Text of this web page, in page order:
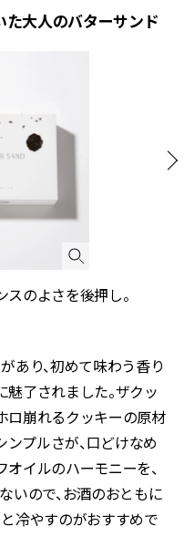
た大人のバターサンド
スのよさを後押し。
あり、初めて味わう香り
了されました。ザクッ
ロ崩れるクッキーの原材
ンプルさが、口どけなめ
イルのハーモニーを、
いので、お酒のおともに
冷やすのがおすすめで